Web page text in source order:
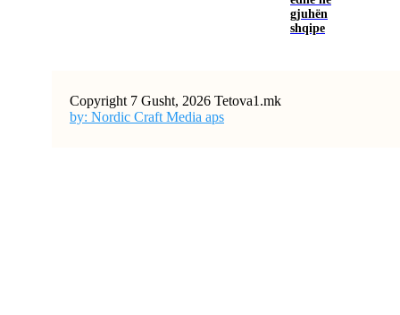
gjuhën
shqipe
Copyright 7 Gusht, 2026 Tetova1.mk
by: Nordic Craft Media aps